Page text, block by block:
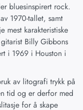
bluesinspirert rock.
1970-tallet, samt
mest karakteristiske
Billy Gibbons
i 1969 i Houston i
av litografi trykk på
tid og er derfor med
for å skape